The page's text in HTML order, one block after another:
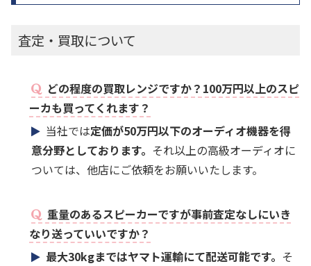
査定・買取について
どの程度の買取レンジですか？100万円以上のスピ
ーカも買ってくれます？
当社では定価が50万円以下のオーディオ機器を得
意分野としております。 それ以上の高級オーディオに
ついては、他店にご依頼をお願いいたします。
重量のあるスピーカーですが事前査定なしにいき
なり送っていいですか？
最大30kgまではヤマト運輸にて配送可能です。 そ